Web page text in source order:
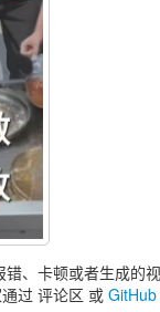
、卡顿或者生成的
过 评论区 或
2026/2/15